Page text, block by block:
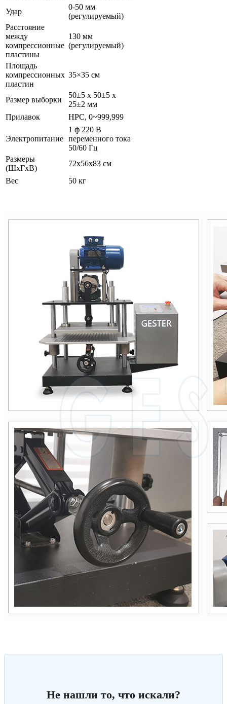
Удар
0-50 мм
(регулируемый)
Расстояние
между
компрессионные
пластины
130 мм
(регулируемый)
Площадь
компрессионных
пластин
35×35 см
Размер выборки
50±5 x 50±5 x
25±2 мм
Прилавок
НРС, 0~999,999
Электропитание
1 ф 220 В
переменного тока
50/60 Гц
Размеры
(ШxГxВ)
72x56x83 см
Вес
50 кг
Не нашли то, что искали?